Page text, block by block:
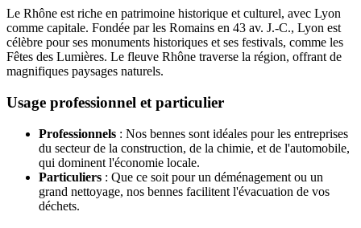
Le Rhône est riche en patrimoine historique et culturel, avec Lyon
comme capitale. Fondée par les Romains en 43 av. J.-C., Lyon est
célèbre pour ses monuments historiques et ses festivals, comme les
Fêtes des Lumières. Le fleuve Rhône traverse la région, offrant de
magnifiques paysages naturels.
Usage professionnel et particulier
Professionnels : Nos bennes sont idéales pour les entreprises
du secteur de la construction, de la chimie, et de l'automobile,
qui dominent l'économie locale.
Particuliers : Que ce soit pour un déménagement ou un
grand nettoyage, nos bennes facilitent l'évacuation de vos
déchets.